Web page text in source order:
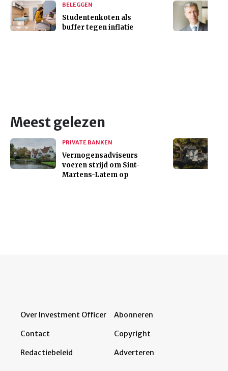
BELEGGEN
Studentenkoten als
buffer tegen inflatie
Meest gelezen
PRIVATE BANKEN
Vermogensadviseurs
voeren strijd om Sint-
Martens-Latem op
Over Investment Officer
Contact
Redactiebeleid
Abonneren
Copyright
Adverteren